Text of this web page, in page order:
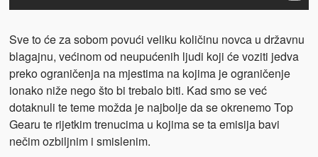
Sve to će za sobom povući veliku količinu novca u državnu
blagajnu, većinom od neupućenih ljudi koji će voziti jedva
preko ograničenja na mjestima na kojima je ograničenje
ionako niže nego što bi trebalo biti. Kad smo se već
dotaknuli te teme možda je najbolje da se okrenemo Top
Gearu te rijetkim trenucima u kojima se ta emisija bavi
nečim ozbiljnim i smislenim.